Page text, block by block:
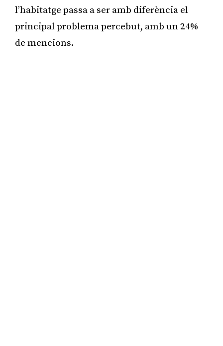
l’habitatge passa a ser amb diferència el
principal problema percebut, amb un 24%
de mencions.